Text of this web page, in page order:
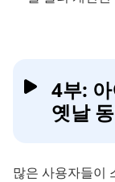
4부:
옛날
많은 사용자들이